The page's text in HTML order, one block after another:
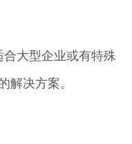
大型企业或有特殊
解决方案。